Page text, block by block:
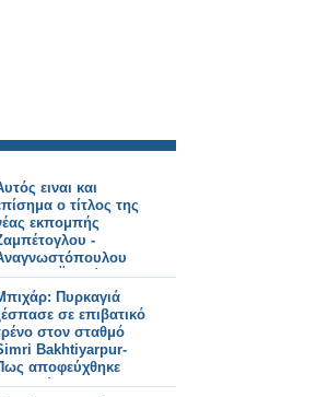
ειναι και
ο τίτλος της
εκπομπής
-
ΣΚΑΪ - Δείτε το
Πυρκαγιά
σε επιβατικό
στον σταθμό
Bakhtiyarpur-
αποφεύχθηκε